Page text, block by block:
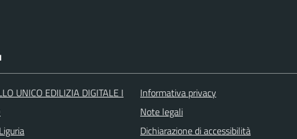
UNICO EDILIZIA DIGITALE I
Informativa privacy
Note legali
Dichiarazione di accessibilità